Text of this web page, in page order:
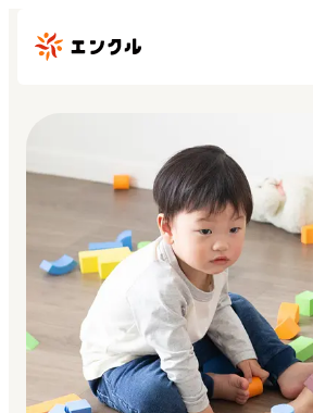
保育園・幼稚園を探す
地図から探す
地域から探す
マイページ
閲覧履歴